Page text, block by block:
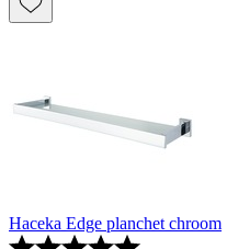
Haceka Edge planchet chroom